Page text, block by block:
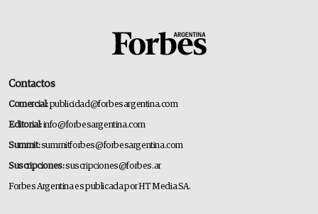
Contactos
Comercial:publicidad@forbesargentina.com
Editorial:info@forbesargentina.com
Summit:summitforbes@forbesargentina.com
Suscripciones:suscripciones@forbes.ar
Forbes Argentina es publicada por HT Media SA.